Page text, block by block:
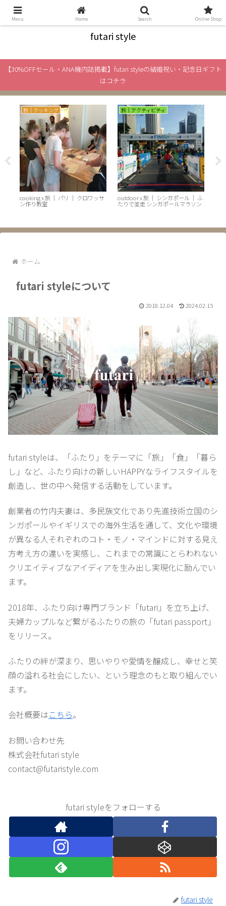
絆と旅をテーマに、「ふたり」のライフスタイル情報をお届け
futari style
【30%OFFセール・ANA機内誌掲載】futari styleの結婚祝い・記念日ギフト
はコチラ
旅｜クッキング
cooking x 旅 ｜ パリ ｜ クロワッサ
ン作り教室
旅｜アクティビティ
outdoor x 旅 ｜ シンガポール ｜ ふ
たりで並走 シンガポールマラソン
ホーム
futari styleについて
2018.12.04 2024.02.15
futari styleは、「ふたり」をテーマに「旅」「食」「暮ら
し」など、ふたり向けの新しいHAPPYなライフスタイルを
創造し、世の中へ発信する活動をしています。
創業者の竹内夫妻は、多民族文化であり先進技術立国のシ
ンガポールやイギリスでの海外生活を通して、文化や環境
が異なる人それぞれのコト・モノ・マインドに対する見え
方考え方の違いを実感し、これまでの常識にとらわれない
クリエイティブなアイディアを生み出し実現化に励んでい
ます。
2018年、ふたり向け専門ブランド「futari」を立ち上げ、
夫婦カップルなど繋がるふたりの旅の「futari passport」
をリリース。
ふたりの絆が深まり、思いやりや愛情を醸成し、幸せと笑
顔の溢れる社会にしたい、という理念のもと取り組んでい
ます。
会社概要はこちら。
お問い合わせ先
株式会社futari style
contact@futaristyle.com
futari styleをフォローする
futari style
Menu Home Search Online Shop